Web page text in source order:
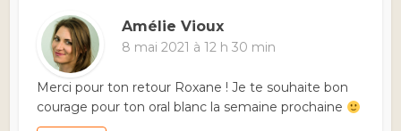
Amélie Vioux
8 mai 2021 à 12 h 30 min
Merci pour ton retour Roxane ! Je te souhaite bon
courage pour ton oral blanc la semaine prochaine